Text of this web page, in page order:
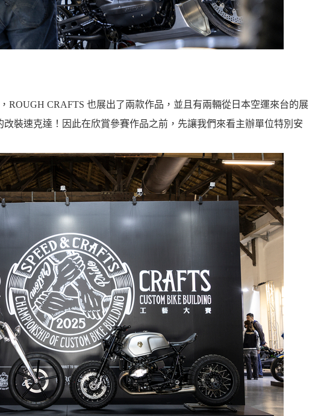
ROUGH CRAFTS 也展出了兩款作品，並且有兩輛從日本空運來台的展
裝速克達！因此在欣賞參賽作品之前，先讓我們來看主辦單位特別安